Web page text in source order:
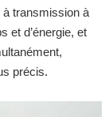
transmission à
et d’énergie, et
précis.